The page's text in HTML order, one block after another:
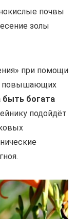
почвы
золы
при помощи
повышающих
богата
подойдёт